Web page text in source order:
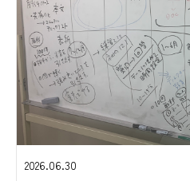
2026.06.30